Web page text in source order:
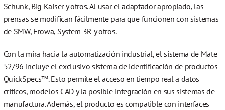
Schunk, Big Kaiser y otros. Al usar el adaptador apropiado, las
prensas se modifican fácilmente para que funcionen con sistemas
de SMW, Erowa, System 3R y otros.
Con la mira hacia la automatización industrial, el sistema de Mate
52/96 incluye el exclusivo sistema de identificación de productos
QuickSpecs™. Esto permite el acceso en tiempo real a datos
críticos, modelos CAD y la posible integración en sus sistemas de
manufactura. Además, el producto es compatible con interfaces